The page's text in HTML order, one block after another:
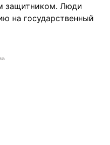
защитником. Люди
на государственный